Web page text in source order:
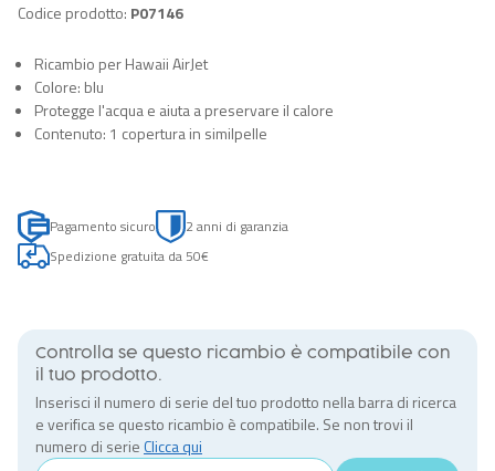
Codice prodotto: P07146
Ricambio per Hawaii AirJet
Colore: blu
Protegge l'acqua e aiuta a preservare il calore
Contenuto: 1 copertura in similpelle
Pagamento sicuro
2 anni di garanzia
Spedizione gratuita da 50€
Controlla se questo ricambio è compatibile con
il tuo prodotto.
Inserisci il numero di serie del tuo prodotto nella barra di ricerca
e verifica se questo ricambio è compatibile. Se non trovi il
numero di serie Clicca qui